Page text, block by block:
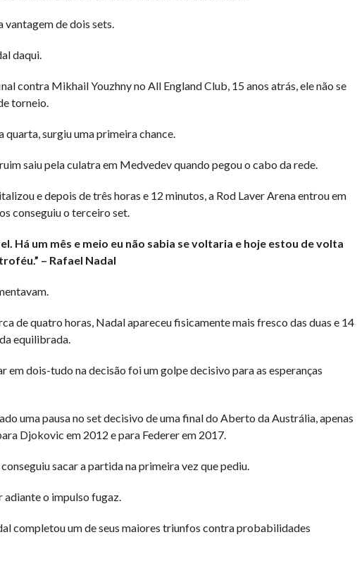
vantagem de dois sets.
daqui.
contra Mikhail Youzhny no All England Club, 15 anos atrás, ele não se
torneio.
surgiu uma primeira chance.
saiu pela culatra em Medvedev quando pegou o cabo da rede.
e depois de três horas e 12 minutos, a Rod Laver Arena entrou em
conseguiu o terceiro set.
Há um mês e meio eu não sabia se voltaria e hoje estou de volta
– Rafael Nadal
de quatro horas, Nadal apareceu fisicamente mais fresco das duas e 14
equilibrada.
em dois-tudo na decisão foi um golpe decisivo para as esperanças
uma pausa no set decisivo de uma final do Aberto da Austrália, apenas
Djokovic em 2012 e para Federer em 2017.
sacar a partida na primeira vez que pediu.
o impulso fugaz.
completou um de seus maiores triunfos contra probabilidades